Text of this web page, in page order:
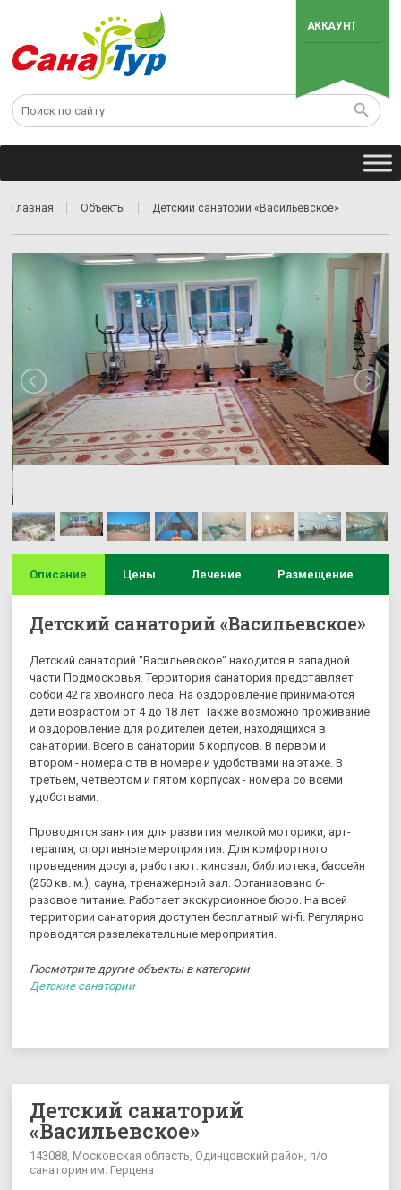
АККАУНТ
Главная Объекты Детский санаторий «Васильевскоe»
Описание Цены Лечение Размещение
Детский санаторий «Васильевскоe»
Детский санаторий "Васильевское" находится в западной
части Подмосковья. Территория санатория представляет
собой 42 га хвойного леса. На оздоровление принимаются
дети возрастом от 4 до 18 лет. Также возможно проживание
и оздоровление для родителей детей, находящихся в
санатории. Всего в санатории 5 корпусов. В первом и
втором - номера с тв в номере и удобствами на этаже. В
третьем, четвертом и пятом корпусах - номера со всеми
удобствами.
Проводятся занятия для развития мелкой моторики, арт-
терапия, спортивные мероприятия. Для комфортного
проведения досуга, работают: кинозал, библиотека, бассейн
(250 кв. м.), сауна, тренажерный зал. Организовано 6-
разовое питание. Работает экскурсионное бюро. На всей
территории санатория доступен бесплатный wi-fi. Регулярно
проводятся развлекательные мероприятия.
Посмотрите другие объекты в категории
Детские санатории
Детский санаторий
«Васильевскоe»
143088, Московская область, Одинцовский район, п/о
санатория им. Герцена